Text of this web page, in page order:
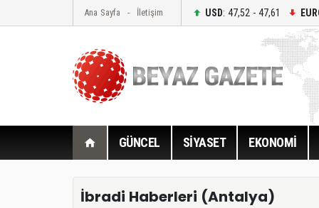
Ana Sayfa İletişim USD: 47,52 - 47,61
GÜNCEL SİYASET EKONOMİ
İbradi Haberleri (Antalya)